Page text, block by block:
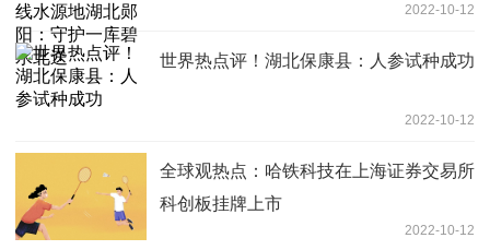
2022-10-12
世界热点评！湖北保康县：人参试种成功
2022-10-12
全球观热点：哈铁科技在上海证券交易所
科创板挂牌上市
2022-10-12